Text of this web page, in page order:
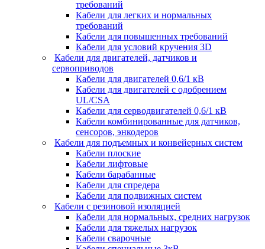
требований
Кабели для легких и нормальных
требований
Кабели для повышенных требований
Кабели для условий кручения 3D
Кабели для двигателей, датчиков и
сервоприводов
Кабели для двигателей 0,6/1 кВ
Кабели для двигателей с одобрением
UL/CSA
Кабели для серводвигателей 0,6/1 кВ
Кабели комбинированные для датчиков,
cенсоров, энкодеров
Кабели для подъемных и конвейерных систем
Кабели плоские
Кабели лифтовые
Кабели барабанные
Кабели для спредера
Кабели для подвижных систем
Кабели с резиновой изоляцией
Кабели для нормальных, средних нагрузок
Кабели для тяжелых нагрузок
Кабели сварочные